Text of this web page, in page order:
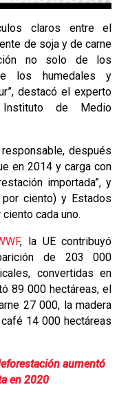
claros entre el
de soja y de carne
no solo de los
los humedales y
destacó el experto
de Medio
después
en 2014 y carga con
importada”, y
ciento) y Estados
cada uno.
, la UE contribuyó
de 203 000
convertidas en
89 000 hectáreas, el
27 000, la madera
14 000 hectáreas
aumentó
en 2020